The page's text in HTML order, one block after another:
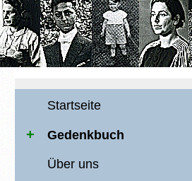
Startseite
Gedenkbuch
Über uns